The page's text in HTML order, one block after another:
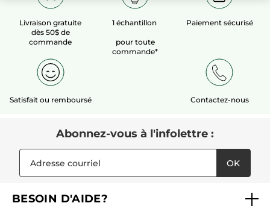
Livraison gratuite
dès 50$ de
commande
1 échantillon
pour toute
commande*
Paiement sécurisé
Satisfait ou remboursé Contactez-nous
Abonnez-vous à l'infolettre :
OK
BESOIN D'AIDE?